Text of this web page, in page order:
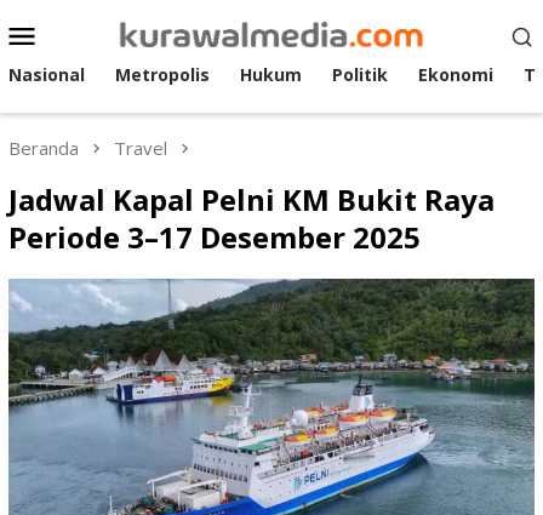
ke
konten
Menu
Mobile
Nasional Metropolis Hukum Politik Ekonomi
Beranda Travel
Jadwal Kapal Pelni KM Bukit Raya
Periode 3–17 Desember 2025